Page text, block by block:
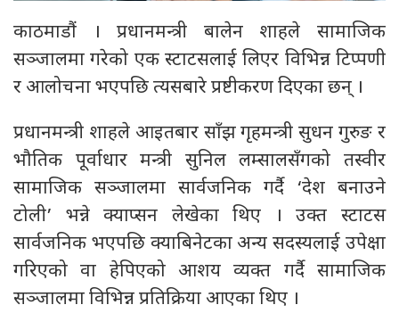
काठमाडौं । प्रधानमन्त्री बालेन शाहले सामाजिक
सञ्जालमा गरेको एक स्टाटसलाई लिएर विभिन्न टिप्पणी
र आलोचना भएपछि त्यसबारे प्रष्टीकरण दिएका छन् ।
प्रधानमन्त्री शाहले आइतबार साँझ गृहमन्त्री सुधन गुरुङ र
भौतिक पूर्वाधार मन्त्री सुनिल लम्सालसँगको तस्वीर
सामाजिक सञ्जालमा सार्वजनिक गर्दै ‘देश बनाउने
टोली’ भन्ने क्याप्सन लेखेका थिए । उक्त स्टाटस
सार्वजनिक भएपछि क्याबिनेटका अन्य सदस्यलाई उपेक्षा
गरिएको वा हेपिएको आशय व्यक्त गर्दै सामाजिक
सञ्जालमा विभिन्न प्रतिक्रिया आएका थिए ।